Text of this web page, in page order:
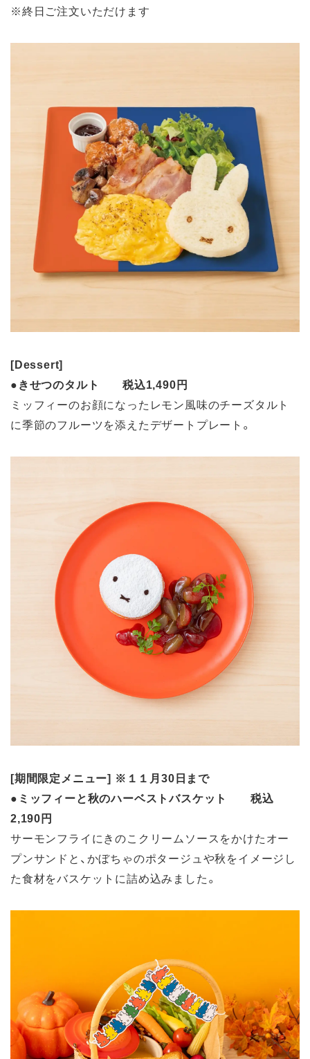
※終日ご注文いただけます
[Dessert]
●きせつのタルト 税込1,490円
ミッフィーのお顔になったレモン風味のチーズタルト
に季節のフルーツを添えたデザートプレート。
[期間限定メニュー] ※１１月30日まで
●ミッフィーと秋のハーベストバスケット 税込
2,190円
サーモンフライにきのこクリームソースをかけたオー
プンサンドと、かぼちゃのポタージュや秋をイメージし
た食材をバスケットに詰め込みました。